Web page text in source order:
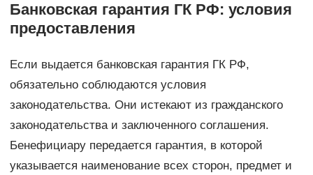
Банковская гарантия ГК РФ: условия
предоставления
Если выдается банковская гарантия ГК РФ,
обязательно соблюдаются условия
законодательства. Они истекают из гражданского
законодательства и заключенного соглашения.
Бенефициару передается гарантия, в которой
указывается наименование всех сторон, предмет и